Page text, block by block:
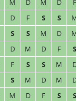
M D M D
F
D F S S
M
S S M D
M
D M D F
S
F S S M
D
S M D M
D
M D F S
S